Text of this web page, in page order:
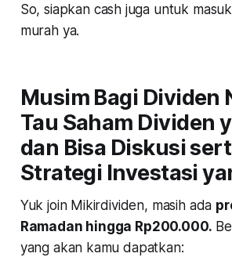
So, siapkan cash juga untuk
murah ya.
Musim Bagi Dividen
Tau Saham Dividen
dan Bisa Diskusi
Strategi Investasi
Yuk join Mikirdividen, masih ada
Ramadan hingga Rp200.000.
yang akan kamu dapatkan: